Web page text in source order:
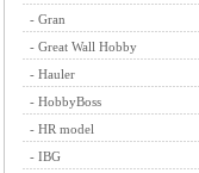
- Gran
- Great Wall Hobby
- Hauler
- HobbyBoss
- HR model
- IBG